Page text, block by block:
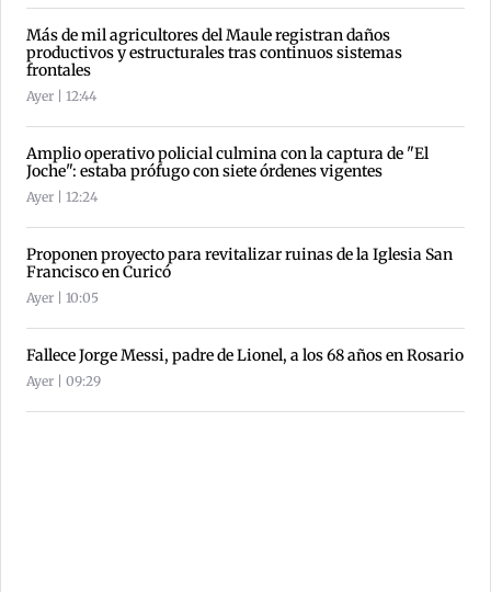
Más de mil agricultores del Maule registran daños
productivos y estructurales tras continuos sistemas
frontales
Ayer | 12:44
Amplio operativo policial culmina con la captura de "El
Joche": estaba prófugo con siete órdenes vigentes
Ayer | 12:24
Proponen proyecto para revitalizar ruinas de la Iglesia San
Francisco en Curicó
Ayer | 10:05
Fallece Jorge Messi, padre de Lionel, a los 68 años en Rosario
Ayer | 09:29